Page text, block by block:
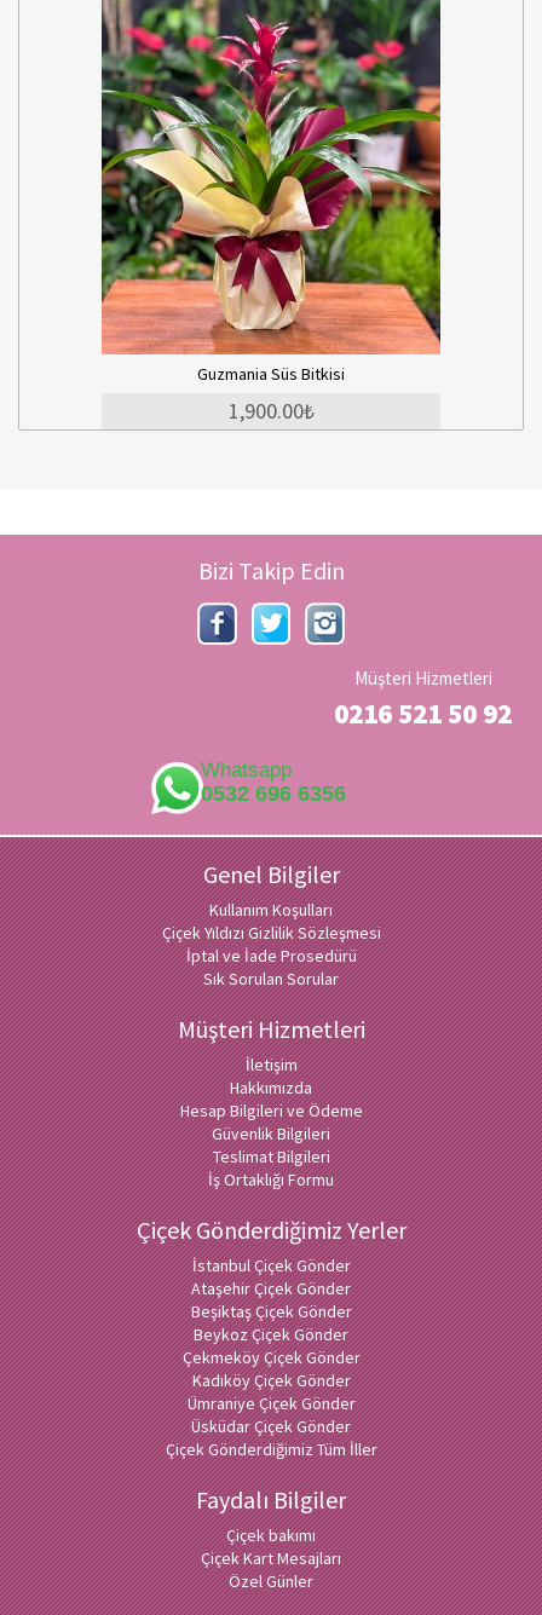
Guzmania Süs Bitkisi
1,900.00₺
Bizi Takip Edin
Müşteri Hizmetleri
0216 521 50 92
Whatsapp
0532 696 6356
Genel Bilgiler
Kullanım Koşulları
Çiçek Yıldızı Gizlilik Sözleşmesi
İptal ve İade Prosedürü
Sık Sorulan Sorular
Müşteri Hizmetleri
İletişim
Hakkımızda
Hesap Bilgileri ve Ödeme
Güvenlik Bilgileri
Teslimat Bilgileri
İş Ortaklığı Formu
Çiçek Gönderdiğimiz Yerler
İstanbul Çiçek Gönder
Ataşehir Çiçek Gönder
Beşiktaş Çiçek Gönder
Beykoz Çiçek Gönder
Çekmeköy Çiçek Gönder
Kadıköy Çiçek Gönder
Ümraniye Çiçek Gönder
Üsküdar Çiçek Gönder
Çiçek Gönderdiğimiz Tüm İller
Faydalı Bilgiler
Çiçek bakımı
Çiçek Kart Mesajları
Özel Günler